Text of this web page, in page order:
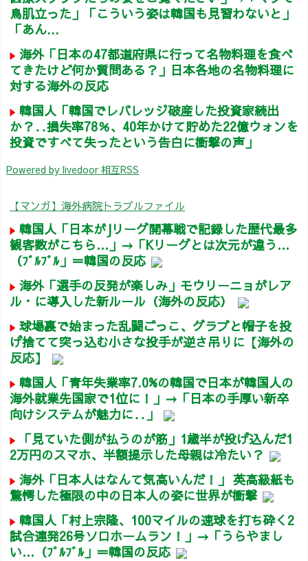
鳥肌立った」「こういう姿は韓国も見習わないと」
「あん...
海外「日本の47都道府県に行って名物料理を食べ
てきたけど何か質問ある？」日本各地の名物料理に
対する海外の反応
韓国人「韓国でレバレッジ破産した投資家続出
か？‥損失率78％、40年かけて貯めた22億ウォンを
投資ですべて失ったという告白に衝撃の声」
Powered by livedoor 相互RSS
【マンガ】海外病院トラブルファイル
韓国人「日本がJリーグ開幕戦で記録した歴代最多
観客数がこちら…」→「Kリーグとは次元が違う…
（ﾌﾞﾙﾌﾞﾙ」＝韓国の反応
海外「選手の反発が楽しみ」モウリーニョがレア
ル・に導入した新ルール（海外の反応）
球場裏で始まった乱闘ごっこ、グラブと帽子を投
げ捨てて突っ込む小さな投手が逆さ吊りに【海外の
反応】
韓国人「青年失業率7.0%の韓国で日本が韓国人の
海外就業先国家で1位に！」→「日本の手厚い新卒
向けシステムが魅力に‥」
「見ていた側が払うのが筋」1歳半が投げ込んだ1
2万円のスマホ、半額提示した母親は冷たい？
海外「日本人はなんて気高いんだ！」 英高級紙も
驚愕した極限の中の日本人の姿に世界が衝撃
韓国人「村上宗隆、100マイルの速球を打ち砕く2
試合連発26号ソロホームラン！」→「うらやまし
い…（ﾌﾞﾙﾌﾞﾙ」＝韓国の反応